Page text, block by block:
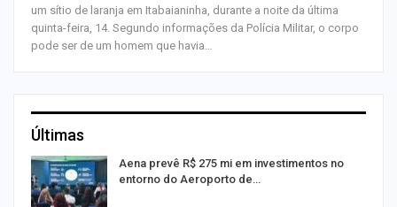
um sítio de laranja em Itabaianinha, durante a noite da última
quinta-feira, 14. Segundo informações da Polícia Militar, o corpo
pode ser de um homem que havia…
Últimas
Aena prevê R$ 275 mi em investimentos no
entorno do Aeroporto de…